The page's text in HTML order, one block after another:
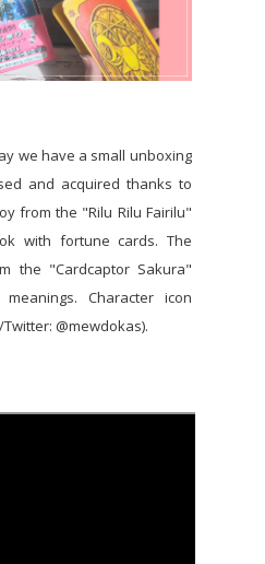
we have a small unboxing
and acquired thanks to
from the "Rilu Rilu Fairilu"
with fortune cards. The
the "Cardcaptor Sakura"
Character icon
@mewdokas).